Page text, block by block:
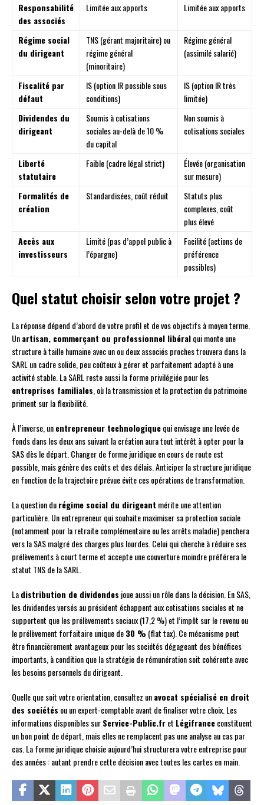
Responsabilité
des associés
Limitée aux apports Limitée aux apports
Régime social
du dirigeant
TNS (gérant majoritaire) ou
régime général
(minoritaire)
Régime général
(assimilé salarié)
Fiscalité par
défaut
IS (option IR possible sous
conditions)
IS (option IR très
limitée)
Dividendes du
dirigeant
Soumis à cotisations
sociales au-delà de 10 %
du capital
Non soumis à
cotisations sociales
Liberté
statutaire
Faible (cadre légal strict)
Élevée (organisation
sur mesure)
Formalités de
création
Standardisées, coût réduit
Statuts plus
complexes, coût
plus élevé
Accès aux
investisseurs
Limité (pas d’appel public à
l’épargne)
Facilité (actions de
préférence
possibles)
Quel statut choisir selon votre projet ?
La réponse dépend d’abord de votre profil et de vos objectifs à moyen terme.
Unartisan, commerçant ou professionnel libéralqui monte une
structure à taille humaine avec un ou deux associés proches trouvera dans la
SARL un cadre solide, peu coûteux à gérer et parfaitement adapté à une
activité stable. La SARL reste aussi la forme privilégiée pour les
entreprises familiales , où la transmission et la protection du patrimoine
priment sur la flexibilité.
À l’inverse, unentrepreneur technologiquequi envisage une levée de
fonds dans les deux ans suivant la création aura tout intérêt à opter pour la
SAS dès le départ. Changer de forme juridique en cours de route est
possible, mais génère des coûts et des délais. Anticiper la structure juridique
en fonction de la trajectoire prévue évite ces opérations de transformation.
La question durégime social du dirigeant mérite une attention
particulière. Un entrepreneur qui souhaite maximiser sa protection sociale
(notamment pour la retraite complémentaire ou les arrêts maladie) penchera
vers la SAS malgré des charges plus lourdes. Celui qui cherche à réduire ses
prélèvements à court terme et accepte une couverture moindre préférera le
statut TNS de la SARL.
Ladistribution de dividendes joue aussi un rôle dans la décision. En SAS,
les dividendes versés au président échappent aux cotisations sociales et ne
supportent que les prélèvements sociaux (17,2 %) et l’impôt sur le revenu ou
le prélèvement forfaitaire unique de30 % (flat tax). Ce mécanisme peut
être financièrement avantageux pour les sociétés dégageant des bénéfices
importants, à condition que la stratégie de rémunération soit cohérente avec
les besoins personnels du dirigeant.
Quelle que soit votre orientation, consultez unavocat spécialisé en droit
des sociétés ou un expert-comptable avant de finaliser votre choix. Les
informations disponibles surService-Public.fret Légifranceconstituent
un bon point de départ, mais elles ne remplacent pas une analyse au cas par
cas. La forme juridique choisie aujourd’hui structurera votre entreprise pour
des années : autant prendre cette décision avec toutes les cartes en main.